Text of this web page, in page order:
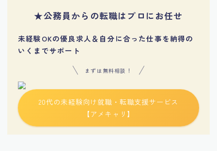
★公務員からの転職はプロにお任せ
未経験OKの優良求人＆自分に合った仕事を納得の
いくまでサポート
まずは無料相談！
20代の未経験向け就職・転職支援サービス
【アメキャリ】